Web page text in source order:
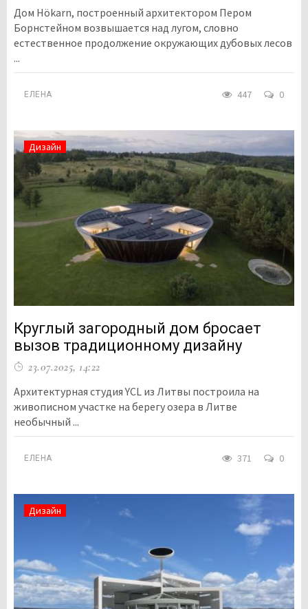
Дом Hökarn, построенный архитектором Пером
Борнстейном возвышается над лугом, словно
естественное продолжение окружающих дубовых лесов
...
ЕЛЕНА 447 0
Дизайн
Круглый загородный дом бросает
вызов традиционному дизайну
23.07.2025, 14:22
Архитектурная студия YCL из Литвы построила на
живописном участке на берегу озера в Литве
необычный ...
ЕЛЕНА 371 0
Дизайн